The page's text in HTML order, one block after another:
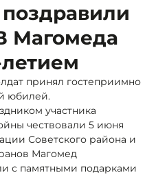
Магомеда
принял гостеприимно
юбилей.
участника
чествовали 5 июня
Советского района и
Магомед
с памятными подарками